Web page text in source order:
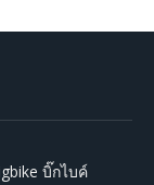
บิ๊กไบค์